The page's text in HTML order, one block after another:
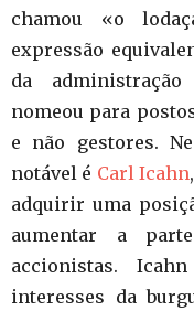
chamou «o
expressão
da
nomeou para
e não gestores.
notável é Carl Icahn
adquirir uma
aumentar a
accionistas.
interesses da